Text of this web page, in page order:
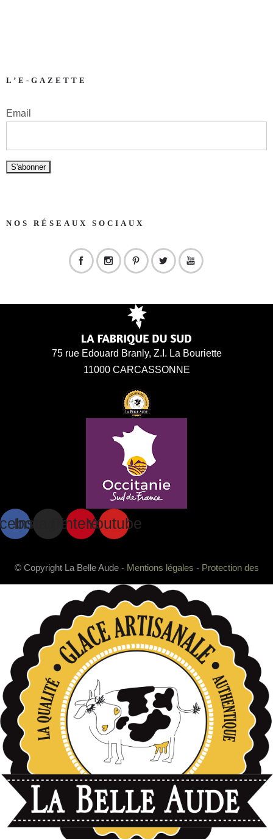
L’E-GAZETTE
Email
NOS RÉSEAUX SOCIAUX
75 rue Edouard Branly, Z.I. La Bouriette
11000 CARCASSONNE
InstagramPinterestYoutube
© Copyright La Belle Aude - Mentions légales - Protection des
données